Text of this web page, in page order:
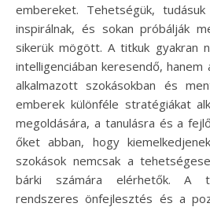
embereket. Tehetségük,
inspirálnak, és sokan próbálják
sikerük mögött. A titkuk gyakran
intelligenciában keresendő, hanem
alkalmazott szokásokban és
emberek különféle stratégiákat
megoldására, a tanulásra és a
őket abban, hogy
szokások nemcsak a
bárki számára elérhetők. A
rendszeres önfejlesztés és a